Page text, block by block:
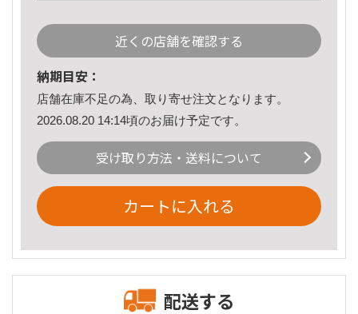
近くの店舗を確認する
納期目安：
店舗在庫不足の為、取り寄せ注文となります。
2026.08.20 14:14頃のお届け予定です。
受け取り方法・送料について
カートに入れる
配送する